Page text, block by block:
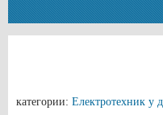
категории: Електротехник у